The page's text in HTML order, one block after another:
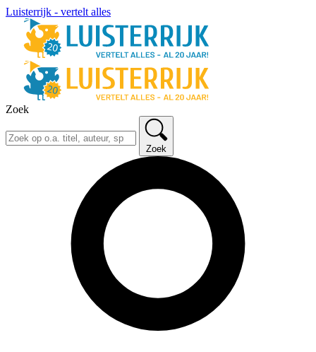
Luisterrijk - vertelt alles
Zoek
Zoek